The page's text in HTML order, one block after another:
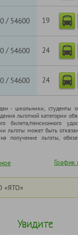
/ 54600 19
/ 54600 24
/ 54600 24
- школьники, cтуденты
льготной категории
билета/пенсионного
льготы может быть
получение льготы,
График
«ЯТО»
Увидите